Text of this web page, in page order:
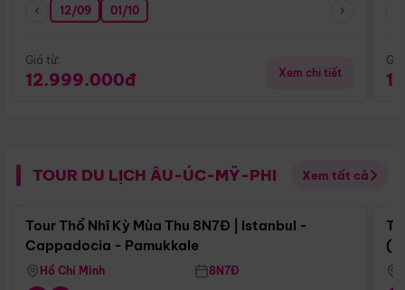
12/09 01/10
Giá từ:
12.999.000đ Xem chi tiết
TOUR DU LỊCH ÂU-ÚC-MỸ-PHI Xem tất cả
Điểm nổi bật
Tour Thổ Nhĩ Kỳ Mùa Thu 8N7Đ | Istanbul -
Cappadocia - Pamukkale
Hồ Chí Minh 8N7Đ